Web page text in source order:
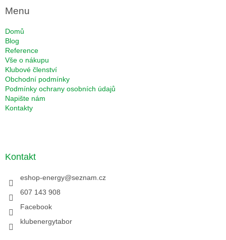
Menu
Domů
Blog
Reference
Vše o nákupu
Klubové členství
Obchodní podmínky
Podmínky ochrany osobních údajů
Napište nám
Kontakty
Kontakt
eshop-energy@seznam.cz
607 143 908
Facebook
klubenergytabor